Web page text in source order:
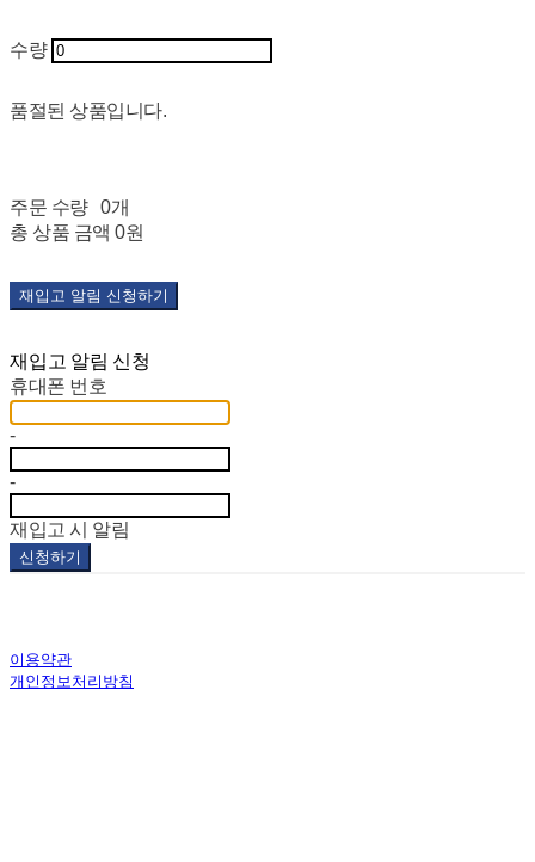
수량
품절된 상품입니다.
주문 수량
0개
총 상품 금액 0원
재입고 알림 신청하기
재입고 알림 신청
휴대폰 번호
-
-
재입고 시 알림
신청하기
이용약관
개인정보처리방침